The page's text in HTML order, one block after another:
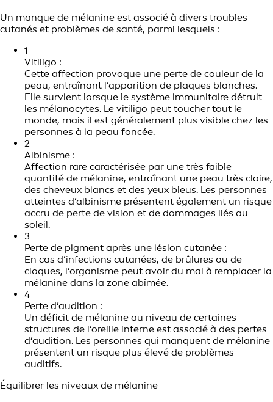
Un manque de mélanine est associé à divers troubles
cutanés et problèmes de santé, parmi lesquels :
1
Vitiligo :
Cette affection provoque une perte de couleur de la
peau, entraînant l’apparition de plaques blanches.
Elle survient lorsque le système immunitaire détruit
les mélanocytes. Le vitiligo peut toucher tout le
monde, mais il est généralement plus visible chez les
personnes à la peau foncée.
2
Albinisme :
Affection rare caractérisée par une très faible
quantité de mélanine, entraînant une peau très claire,
des cheveux blancs et des yeux bleus. Les personnes
atteintes d’albinisme présentent également un risque
accru de perte de vision et de dommages liés au
soleil.
3
Perte de pigment après une lésion cutanée :
En cas d’infections cutanées, de brûlures ou de
cloques, l’organisme peut avoir du mal à remplacer la
mélanine dans la zone abîmée.
4
Perte d’audition :
Un déficit de mélanine au niveau de certaines
structures de l’oreille interne est associé à des pertes
d’audition. Les personnes qui manquent de mélanine
présentent un risque plus élevé de problèmes
auditifs.
Équilibrer les niveaux de mélanine